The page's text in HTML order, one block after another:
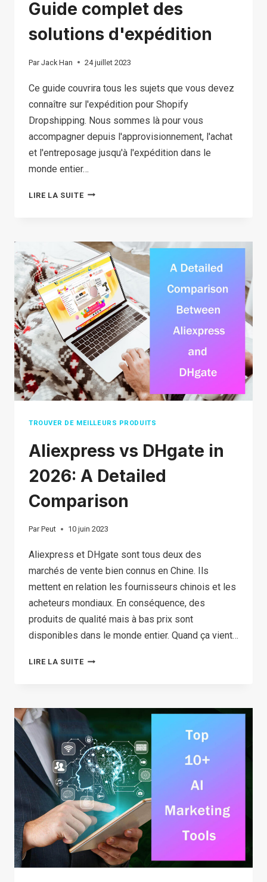
Guide complet des
solutions d'expédition
Par Jack Han 24 juillet 2023
Ce guide couvrira tous les sujets que vous devez
connaître sur l'expédition pour Shopify
Dropshipping. Nous sommes là pour vous
accompagner depuis l'approvisionnement, l'achat
et l'entreposage jusqu'à l'expédition dans le
monde entier…
LIRE LA SUITEGUIDE
SOLUTIONS
D'EXPÉDITION
TROUVER DE MEILLEURS PRODUITS
Aliexpress vs DHgate in
2026: A Detailed
Comparison
Par Peut 10 juin 2023
Aliexpress et DHgate sont tous deux des
marchés de vente bien connus en Chine. Ils
mettent en relation les fournisseurs chinois et les
acheteurs mondiaux. En conséquence, des
produits de qualité mais à bas prix sont
disponibles dans le monde entier. Quand ça vient…
LIRE LA SUITEALIEXPRESS
IN
2026:
A
DETAILED
COMPARISON